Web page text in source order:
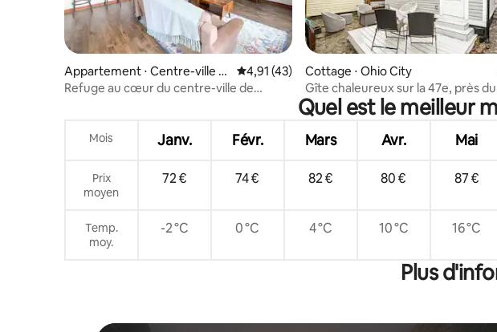
Appartement ⋅ Centre-ville d
e Cleveland
Évaluation moyenne sur la base de 43
4,91 (43)
Refuge au cœur du centre-ville de
Cottage ⋅ Ohio City
Gîte chaleureux sur la 47e, près du
centre-ville et du lac Érié
Quel est le meilleur
Mois Janv. Févr. Mars Avr. Mai
Prix
moyen
72 € 74 € 82 € 80 € 87 €
Temp.
moy.
-2 °C 0 °C 4 °C 10 °C 16 °C
Plus